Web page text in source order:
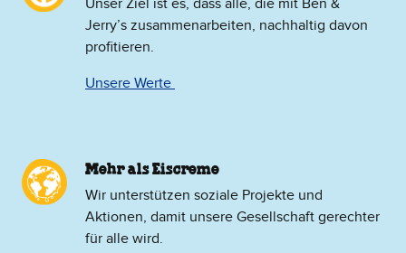
Unser Ziel ist es, dass alle, die mit Ben &
Jerry’s zusammenarbeiten, nachhaltig davon
profitieren.
Unsere Werte
Mehr als Eiscreme
​Wir unterstützen soziale Projekte und
Aktionen, damit unsere Gesellschaft gerechter
für alle wird.